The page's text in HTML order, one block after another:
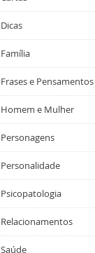
Dicas
Família
Frases e Pensamentos
Homem e Mulher
Personagens
Personalidade
Psicopatologia
Relacionamentos
Saúde